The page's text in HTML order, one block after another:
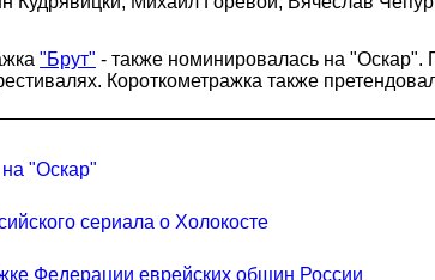
"Брут" - также номинировалась на
Короткометражка также
"Оскар"
сериала о Холокосте
Федерации еврейских общин России